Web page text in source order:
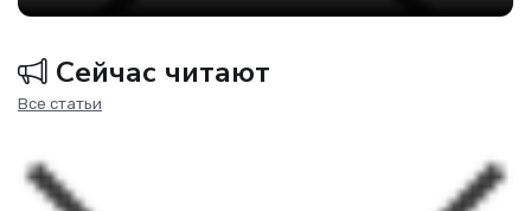
Сейчас читают
Все статьи